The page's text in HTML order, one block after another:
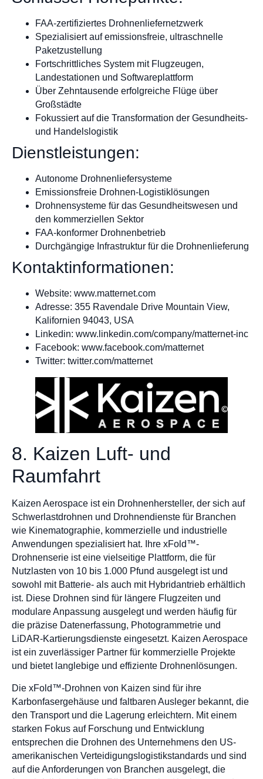
FAA-zertifiziertes Drohnenliefernetzwerk
Spezialisiert auf emissionsfreie, ultraschnelle
Paketzustellung
Fortschrittliches System mit Flugzeugen,
Landestationen und Softwareplattform
Über Zehntausende erfolgreiche Flüge über
Großstädte
Fokussiert auf die Transformation der Gesundheits-
und Handelslogistik
Dienstleistungen:
Autonome Drohnenliefersysteme
Emissionsfreie Drohnen-Logistiklösungen
Drohnensysteme für das Gesundheitswesen und
den kommerziellen Sektor
FAA-konformer Drohnenbetrieb
Durchgängige Infrastruktur für die Drohnenlieferung
Kontaktinformationen:
Website: www.matternet.com
Adresse: 355 Ravendale Drive Mountain View,
Kalifornien 94043, USA
Linkedin: www.linkedin.com/company/matternet-inc
Facebook: www.facebook.com/matternet
Twitter: twitter.com/matternet
8. Kaizen Luft- und
Raumfahrt
Kaizen Aerospace ist ein Drohnenhersteller, der sich auf
Schwerlastdrohnen und Drohnendienste für Branchen
wie Kinematographie, kommerzielle und industrielle
Anwendungen spezialisiert hat. Ihre xFold™-
Drohnenserie ist eine vielseitige Plattform, die für
Nutzlasten von 10 bis 1.000 Pfund ausgelegt ist und
sowohl mit Batterie- als auch mit Hybridantrieb erhältlich
ist. Diese Drohnen sind für längere Flugzeiten und
modulare Anpassung ausgelegt und werden häufig für
die präzise Datenerfassung, Photogrammetrie und
LiDAR-Kartierungsdienste eingesetzt. Kaizen Aerospace
ist ein zuverlässiger Partner für kommerzielle Projekte
und bietet langlebige und effiziente Drohnenlösungen.
Die xFold™-Drohnen von Kaizen sind für ihre
Karbonfasergehäuse und faltbaren Ausleger bekannt, die
den Transport und die Lagerung erleichtern. Mit einem
starken Fokus auf Forschung und Entwicklung
entsprechen die Drohnen des Unternehmens den US-
amerikanischen Verteidigungslogistikstandards und sind
auf die Anforderungen von Branchen ausgelegt, die